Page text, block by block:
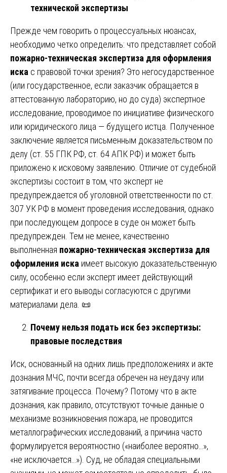
технической экспертизы
Прежде чем говорить о процессуальных нюансах,
необходимо четко определить: что представляет собой
пожарно-техническая экспертиза для оформления
иска с правовой точки зрения? Это негосударственное
(или государственное, если заказчик обращается в
аттестованную лабораторию, но до суда) экспертное
исследование, проводимое по инициативе физического
или юридического лица — будущего истца. Полученное
заключение является письменным доказательством по
делу (ст. 55 ГПК РФ, ст. 64 АПК РФ) и может быть
приложено к исковому заявлению. Отличие от судебной
экспертизы состоит в том, что эксперт не
предупреждается об уголовной ответственности по ст.
307 УК РФ в момент проведения исследования, однако
при последующем допросе в суде он может быть
предупрежден. Тем не менее, качественно
выполненная пожарно-техническая экспертиза для
оформления иска имеет высокую доказательственную
силу, особенно если эксперт имеет действующий
сертификат и его выводы согласуются с другими
материалами дела. 📜
Почему нельзя подать иск без экспертизы:
правовые последствия
Иск, основанный на одних лишь предположениях и акте
дознания МЧС, почти всегда обречен на неудачу или
затягивание процесса. Почему? Потому что в акте
дознания, как правило, отсутствуют точные данные о
механизме возникновения пожара, не проводится
металлографических исследований, а причина часто
формулируется вероятностно («наиболее вероятно…»,
«не исключается…»). Суд, не обладая специальными